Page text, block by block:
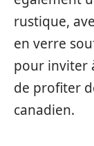
rustique,
en verre
pour inviter
de profiter
canadien.